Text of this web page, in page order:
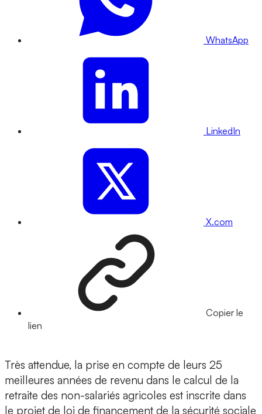
WhatsApp
LinkedIn
X.com
Copier le
lien
Très attendue, la prise en compte de leurs 25
meilleures années de revenu dans le calcul de la
retraite des non-salariés agricoles est inscrite dans
le projet de loi de financement de la sécurité sociale